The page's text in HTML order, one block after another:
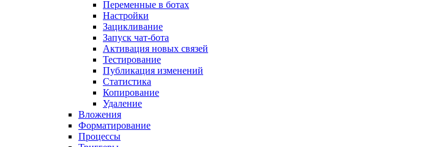
Переменные в ботах
Настройки
Зацикливание
Запуск чат-бота
Активация новых связей
Тестирование
Публикация изменений
Статистика
Копирование
Удаление
Вложения
Форматирование
Процессы